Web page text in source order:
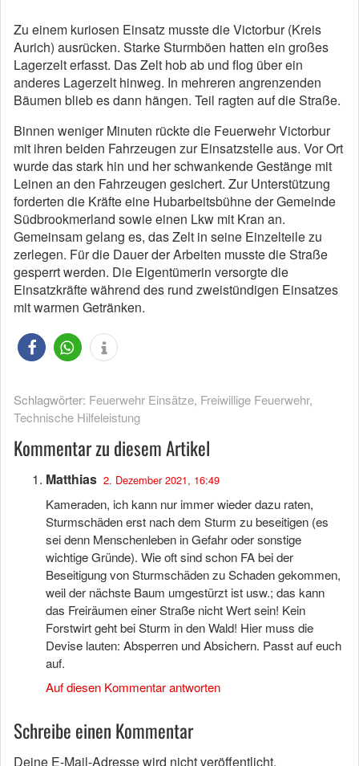
Zu einem kuriosen Einsatz musste die Victorbur (Kreis
Aurich) ausrücken. Starke Sturmböen hatten ein großes
Lagerzelt erfasst. Das Zelt hob ab und flog über ein
anderes Lagerzelt hinweg. In mehreren angrenzenden
Bäumen blieb es dann hängen. Teil ragten auf die Straße.
Binnen weniger Minuten rückte die Feuerwehr Victorbur
mit ihren beiden Fahrzeugen zur Einsatzstelle aus. Vor Ort
wurde das stark hin und her schwankende Gestänge mit
Leinen an den Fahrzeugen gesichert. Zur Unterstützung
forderten die Kräfte eine Hubarbeitsbühne der Gemeinde
Südbrookmerland sowie einen Lkw mit Kran an.
Gemeinsam gelang es, das Zelt in seine Einzelteile zu
zerlegen. Für die Dauer der Arbeiten musste die Straße
gesperrt werden. Die Eigentümerin versorgte die
Einsatzkräfte während des rund zweistündigen Einsatzes
mit warmen Getränken.
Schlagwörter: Feuerwehr Einsätze, Freiwillige Feuerwehr,
Technische Hilfeleistung
Kommentar zu diesem Artikel
Matthias 2. Dezember 2021, 16:49
Kameraden, ich kann nur immer wieder dazu raten,
Sturmschäden erst nach dem Sturm zu beseitigen (es
sei denn Menschenleben in Gefahr oder sonstige
wichtige Gründe). Wie oft sind schon FA bei der
Beseitigung von Sturmschäden zu Schaden gekommen,
weil der nächste Baum umgestürzt ist usw.; das kann
das Freiräumen einer Straße nicht Wert sein! Kein
Forstwirt geht bei Sturm in den Wald! Hier muss die
Devise lauten: Absperren und Absichern. Passt auf euch
auf.
Auf diesen Kommentar antworten
Schreibe einen Kommentar
Deine E-Mail-Adresse wird nicht veröffentlicht.